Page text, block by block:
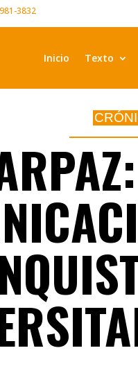
3832
Inicio Texto